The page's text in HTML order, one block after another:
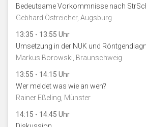
Bedeutsame Vorkommnisse nach
Gebhard Östreicher, Augsburg
13:35 - 13:55 Uhr
Umsetzung in der NUK und
Markus Borowski, Braunschweig
13:55 - 14:15 Uhr
Wer meldet was wie an wen?
Rainer Eßeling, Münster
14:15 - 14:45 Uhr